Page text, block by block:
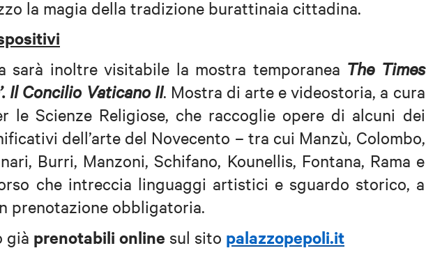
la magia della tradizione burattinaia cittadina.
sarà inoltre visitabile la mostra temporanea The Times
Il Concilio Vaticano II. Mostra di arte e videostoria, a cura
le Scienze Religiose, che raccoglie opere di alcuni dei
dell’arte del Novecento – tra cui Manzù, Colombo,
Burri, Manzoni, Schifano, Kounellis, Fontana, Rama e
che intreccia linguaggi artistici e sguardo storico, a
prenotazione obbligatoria.
già prenotabili online sul sito palazzopepoli.it